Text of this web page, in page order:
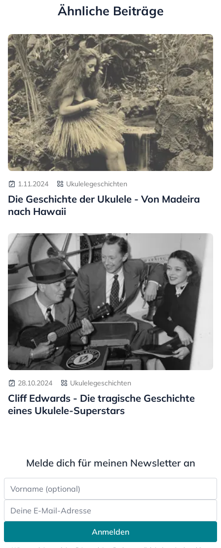
Ähnliche Beiträge
1.11.2024 Ukulelegeschichten
Die Geschichte der Ukulele - Von Madeira
nach Hawaii
28.10.2024 Ukulelegeschichten
Cliff Edwards - Die tragische Geschichte
eines Ukulele-Superstars
Melde dich für meinen Newsletter an
Anmelden